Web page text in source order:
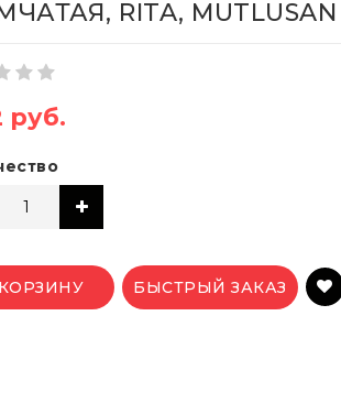
RITA, MUTLUSAN
руб.
БЫСТРЫЙ ЗАКАЗ